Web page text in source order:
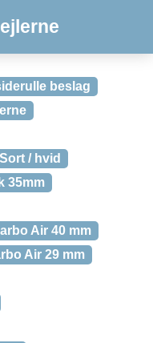
beslag
/ hvid
35mm
Air 40 mm
Air 29 mm